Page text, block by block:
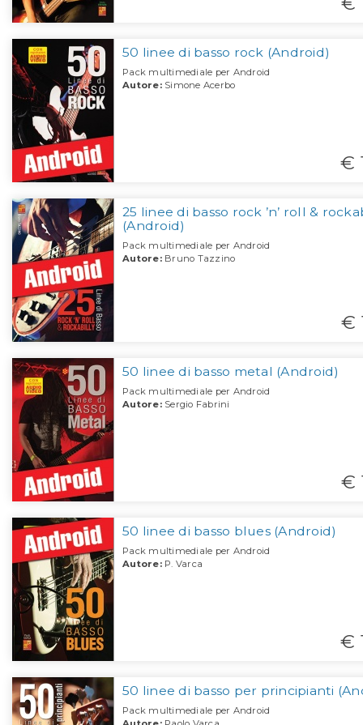
50 linee di basso rock (Android)
Pack multimediale per Android
Autore:Simone Acerbo
€
25 linee di basso rock ’n’ roll &
(Android)
Pack multimediale per Android
Autore:Bruno Tazzino
€
50 linee di basso metal (Android)
Pack multimediale per Android
Autore:Sergio Fabrini
€
50 linee di basso blues (Android)
Pack multimediale per Android
Autore:P. Varca
€
50 linee di basso per principianti
Pack multimediale per Android